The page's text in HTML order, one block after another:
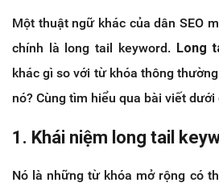
Một thuật ngữ khác của dân SEO
chính là long tail keyword. Long
khác gì so với từ khóa thông
nó? Cùng tìm hiểu qua bài viết dưới
1. Khái niệm long tail
Nó là những từ khóa mở rộng có